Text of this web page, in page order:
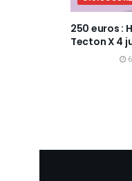
250 euros :
Tecton X 4
6